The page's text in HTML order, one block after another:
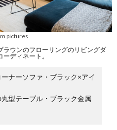
pictures
ラウンのフローリングのリビングダ
ディネート。
ナーソファ・ブラック×アイ
型テーブル・ブラック金属